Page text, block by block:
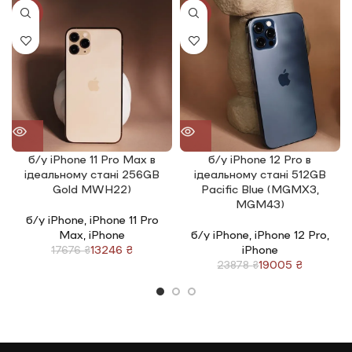
– одноразова заміна акумулятора;
– гарантійний ремонт будь-яких несправностей, крім тих,
що не покриває дана обмежена гарантія (механічні
пошкодження, крім розбиття екрану, поломки через
потрапляння вологи тощо).
– одноразова заміна екрану після розбиття
2. Швидку доставку
Опрацюємо замовлення менше ніж за 60 хвилин та
здійснимо відправку впродовж 48 годин
Також ви самостійно можете забрати замовлення у нашій
студії «Anika Phone» в м. Чернівці по вул. Небесної Сотні, 17
протягом трьох днів без авансу та протягом 10 днів з
авансом або передоплатою
Легко обмінюйте свій старий ґаджет на новий з доплатою
-25%
б/у iPhone 11 Pro Max в
ідеальному стані 256GB
Gold MWH22)
б/у iPhone, iPhone 11 Pro
Max iPhone
17676₴13246 ₴
-20%
б/у iPhone 12 Pro в
ідеальному стані 512GB
Pacific Blue (MGMX3,
MGM43)
б/у iPhone, iPhone 12 Pro
iPhone
23878₴19005 ₴